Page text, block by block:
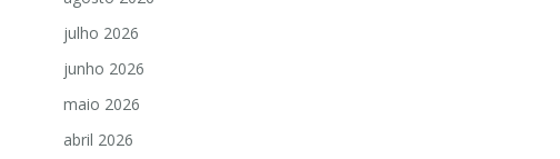
julho 2026
junho 2026
maio 2026
abril 2026